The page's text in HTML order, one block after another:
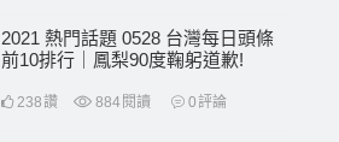
2021 熱門話題 0528 台灣每日頭條
前10排行｜鳳梨90度鞠躬道歉!
238讚 884 閱讀 0評論